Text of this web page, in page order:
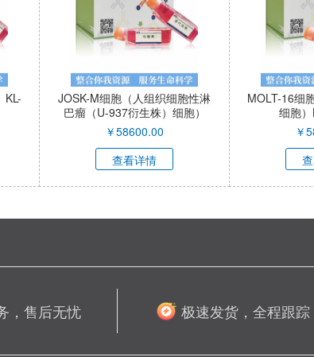
KL-
JOSK-M细胞（人组织细胞性淋
巴瘤（U-937衍生株）细胞）
KL-C3730H
￥58600.00
查看详情
MOLT-16细
细胞
￥
，售后无忧 极速发货，全程跟踪